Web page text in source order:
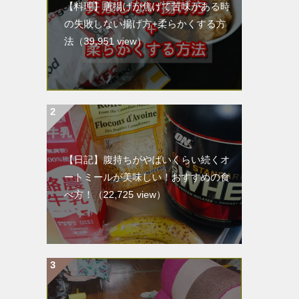
【料理】唐揚げが焦げて苦味がある時
の失敗しない揚げ方+柔らかくする方
法 （39,951 view）
【日記】腹持ちがやばいくらい続くオ
ートミールが美味しい！おすすめの食
べ方！ （22,725 view）